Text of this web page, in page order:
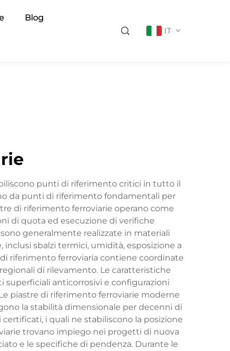
Blog
IT
punti di riferimento critici in tutto il
da punti di riferimento fondamentali per
di riferimento ferroviarie operano come
di quota ed esecuzione di verifiche
generalmente realizzate in materiali
sbalzi termici, umidità, esposizione a
riferimento ferroviaria contiene coordinate
di rilevamento. Le caratteristiche
anticorrosivi e configurazioni
piastre di riferimento ferroviarie moderne
la stabilità dimensionale per decenni di
i quali ne stabiliscono la posizione
trovano impiego nei progetti di nuova
e le specifiche di pendenza. Durante le